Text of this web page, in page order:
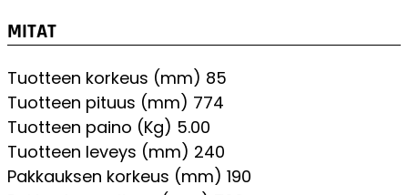
MITAT
Tuotteen korkeus (mm) 85
Tuotteen pituus (mm) 774
Tuotteen paino (Kg) 5.00
Tuotteen leveys (mm) 240
Pakkauksen korkeus (mm) 190